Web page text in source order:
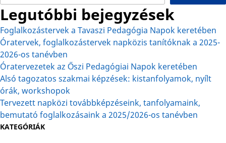
Legutóbbi bejegyzések
Foglalkozástervek a Tavaszi Pedagógia Napok keretében
Óratervek, foglalkozástervek napközis tanítóknak a 2025-
2026-os tanévben
Óratervezetek az Őszi Pedagógiai Napok keretében
Alsó tagozatos szakmai képzések: kistanfolyamok, nyílt
órák, workshopok
Tervezett napközi továbbképzéseink, tanfolyamaink,
bemutató foglalkozásaink a 2025/2026-os tanévben
KATEGÓRIÁK